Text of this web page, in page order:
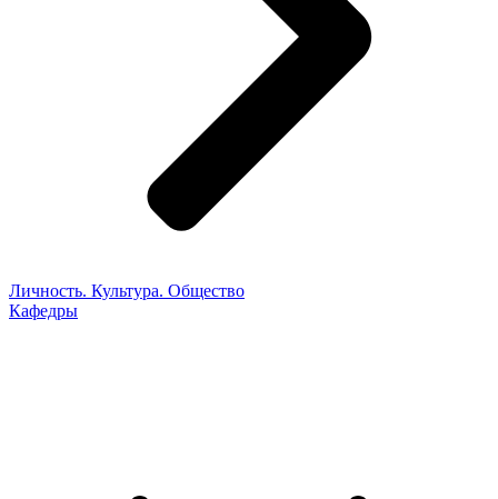
Личность. Культура. Общество
Кафедры